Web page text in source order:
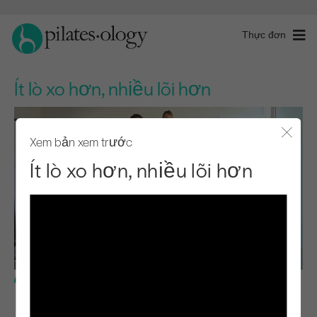
Thực đơn
Ít lò xo hơn, nhiều lõi hơn
Xem bản xem trước
Ít lò xo hơn, nhiều lõi hơn